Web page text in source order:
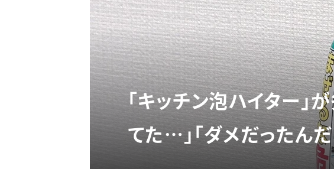
「キッチン泡ハイター
てた…」「ダメだったんだ